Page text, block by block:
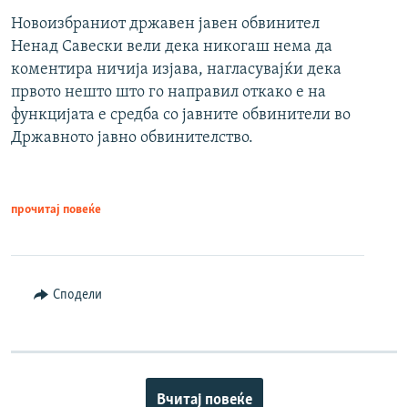
Новоизбраниот државен јавен обвинител
Ненад Савески вели дека никогаш нема да
коментира ничија изјава, нагласувајќи дека
првото нешто што го направил откако е на
функцијата е средба со јавните обвинители во
Државното јавно обвинителство.
прочитај повеќе
Сподели
Вчитај повеќе